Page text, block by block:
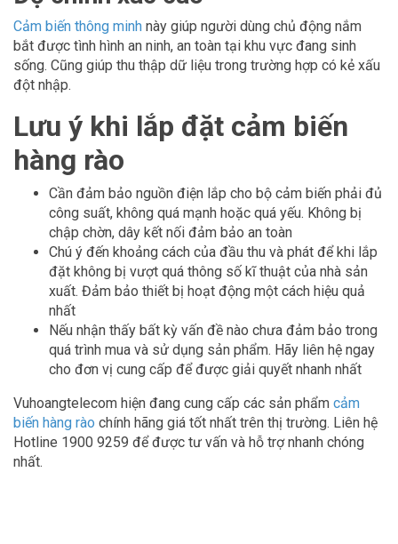
Cảm biến thông minh này giúp người dùng chủ động nắm
bắt được tình hình an ninh, an toàn tại khu vực đang sinh
sống. Cũng giúp thu thập dữ liệu trong trường hợp có kẻ xấu
đột nhập.
Lưu ý khi lắp đặt cảm biến
hàng rào
Cần đảm bảo nguồn điện lắp cho bộ cảm biến phải đủ
công suất, không quá mạnh hoặc quá yếu. Không bị
chập chờn, dây kết nối đảm bảo an toàn
Chú ý đến khoảng cách của đầu thu và phát để khi lắp
đặt không bị vượt quá thông số kĩ thuật của nhà sản
xuất. Đảm bảo thiết bị hoạt động một cách hiệu quả
nhất
Nếu nhận thấy bất kỳ vấn đề nào chưa đảm bảo trong
quá trình mua và sử dụng sản phẩm. Hãy liên hệ ngay
cho đơn vị cung cấp để được giải quyết nhanh nhất
Vuhoangtelecom hiện đang cung cấp các sản phẩm cảm
biến hàng rào chính hãng giá tốt nhất trên thị trường. Liên hệ
Hotline 1900 9259 để được tư vấn và hỗ trợ nhanh chóng
nhất.